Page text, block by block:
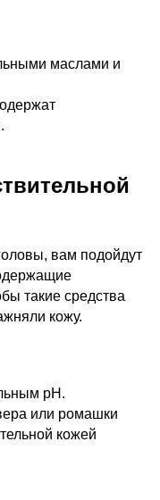
маслами и
вам подойдут
такие средства
кожу.
pH.
или ромашки
кожей